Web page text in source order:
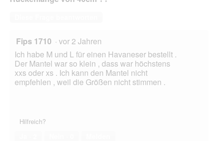
Fips 1710 · vor 2 Jahren
Ich habe M und L für einen Havaneser bestellt .
Der Mantel war so klein , dass war höchstens
xxs oder xs . Ich kann den Mantel nicht
empfehlen , weil die Größen nicht stimmen .
Hilfreich?